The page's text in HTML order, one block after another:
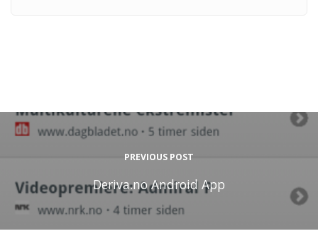
PREVIOUS POST
Deriva.no Android App